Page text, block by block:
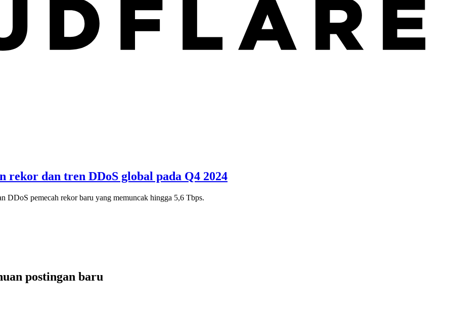
rekor dan tren DDoS global pada Q4 2024
DDoS pemecah rekor baru yang memuncak hingga 5,6 Tbps.
postingan baru